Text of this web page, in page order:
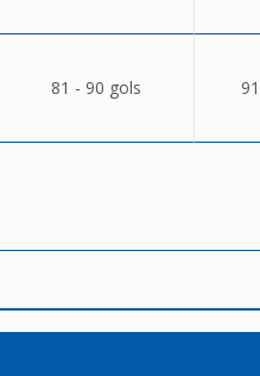
81 - 90 gols